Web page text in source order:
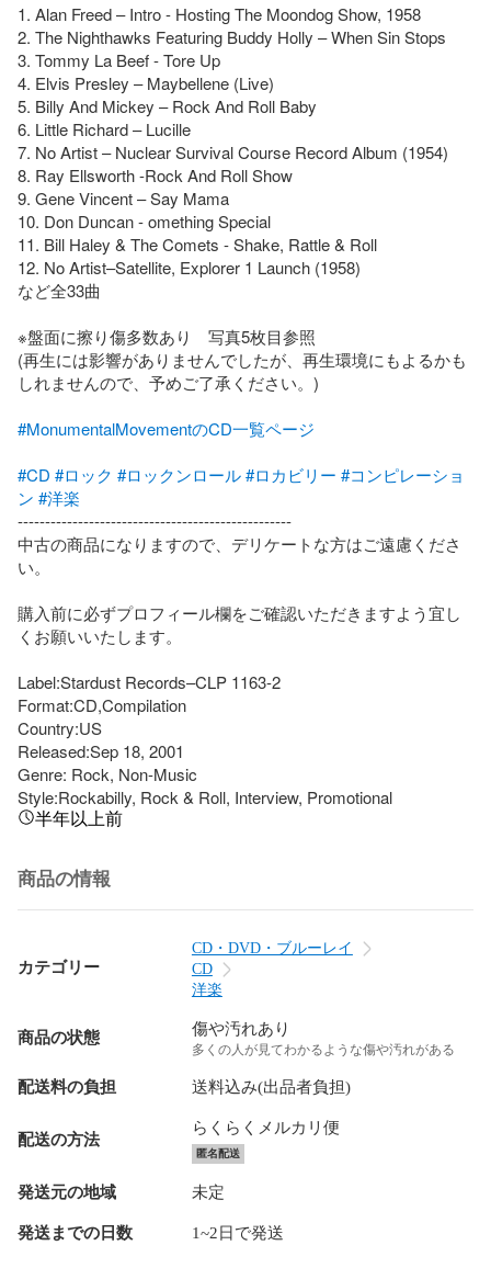
1. Alan Freed – Intro - Hosting The Moondog Show, 1958
2. The Nighthawks Featuring Buddy Holly – When Sin Stops
3. Tommy La Beef - Tore Up
4. Elvis Presley – Maybellene (Live)
5. Billy And Mickey – Rock And Roll Baby
6. Little Richard – Lucille
7. No Artist – Nuclear Survival Course Record Album (1954)
8. Ray Ellsworth -Rock And Roll Show
9. Gene Vincent – Say Mama
10. Don Duncan - omething Special
11. Bill Haley & The Comets - Shake, Rattle & Roll
12. No Artist–Satellite, Explorer 1 Launch (1958)
など全33曲
※盤面に擦り傷多数あり　写真5枚目参照
(再生には影響がありませんでしたが、再生環境にもよるかも
しれませんので、予めご了承ください。)
#MonumentalMovementのCD一覧ページ
#CD #ロック #ロックンロール#ロカビリー #コンピレーショ
ン #洋楽
--------------------------------------------------
中古の商品になりますので、デリケートな方はご遠慮くださ
い。
購入前に必ずプロフィール欄をご確認いただきますよう宜し
くお願いいたします。
Label:Stardust Records–CLP 1163-2
Format:CD,Compilation
Country:US
Released:Sep 18, 2001
Genre: Rock, Non-Music
Style:Rockabilly, Rock & Roll, Interview, Promotional
半年以上前
商品の情報
カテゴリー
CD・DVD・ブルーレイ
CD
洋楽
商品の状態 傷や汚れあり
多くの人が見てわかるような傷や汚れがある
配送料の負担 送料込み(出品者負担)
配送の方法
らくらくメルカリ便
匿名配送
発送元の地域 未定
発送までの日数 1~2日で発送